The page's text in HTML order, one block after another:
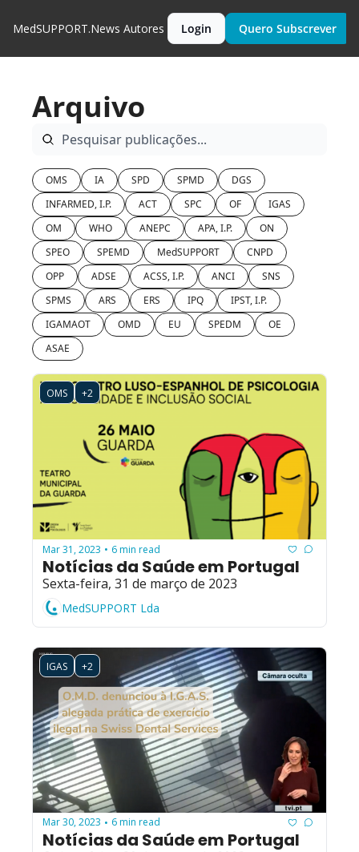
MedSUPPORT.News Autores Login Quero Subscrever
Arquivo
OMS IA SPD SPMD
DGS
INFARMED, I.P.
ACT SPC OF
IGAS
OM
WHO ANEPC APA, I.P.
ON
SPEO
SPEMD MedSUPPORT
CNPD
OPP
ADSE ACSS, I.P. ANCI
SNS
SPMS
ARS ERS IPQ
IPST, I.P.
IGAMAOT
OMD EU SPEDM
OE
ASAE
OMS +2
Mar 31, 2023 • 6 min read
Notícias da Saúde em Portugal
Sexta-feira, 31 de março de 2023
MedSUPPORT Lda
IGAS +2
Mar 30, 2023 • 6 min read
Notícias da Saúde em Portugal